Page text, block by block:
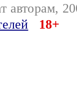
авторам,
18+